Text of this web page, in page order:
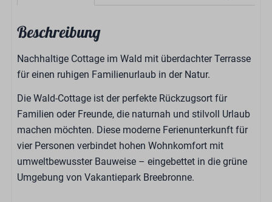
Beschreibung
Nachhaltige Cottage im Wald mit überdachter Terrasse
für einen ruhigen Familienurlaub in der Natur.
Die Wald-Cottage ist der perfekte Rückzugsort für
Familien oder Freunde, die naturnah und stilvoll Urlaub
machen möchten. Diese moderne Ferienunterkunft für
vier Personen verbindet hohen Wohnkomfort mit
umweltbewusster Bauweise – eingebettet in die grüne
Umgebung von Vakantiepark Breebronne.